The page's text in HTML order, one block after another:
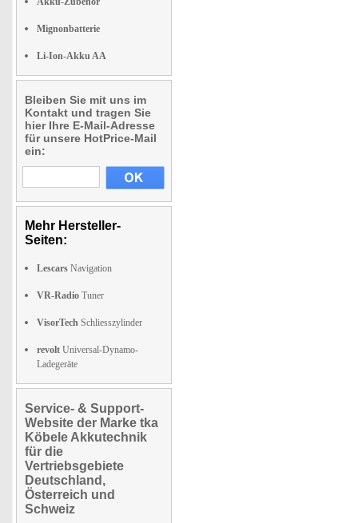
Mignonbatterie
Li-Ion-Akku AA
Bleiben Sie mit uns im
Kontakt und tragen Sie
hier Ihre E-Mail-Adresse
für unsere HotPrice-Mail
ein:
Mehr Hersteller-
Seiten:
Lescars Navigation
VR-Radio Tuner
VisorTech Schliesszylinder
revolt Universal-Dynamo-
Ladegeräte
Service- & Support-
Website der Marke tka
Köbele Akkutechnik
für die
Vertriebsgebiete
Deutschland,
Österreich und
Schweiz